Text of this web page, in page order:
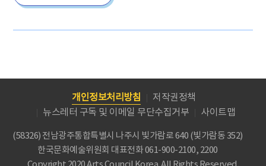
개인정보처리방침
저작권정책
뉴스레터 구독 및 이메일 무단수집거부
사이트맵
(58326) 전남광주통합특별시 나주시 빛가람로 640 (빛가람동 352)
한국문화예술위원회 대표전화 061-900-2100, 2200